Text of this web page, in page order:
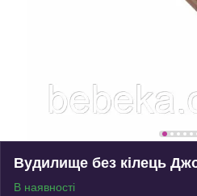
Вудилище без кілець
В наявності